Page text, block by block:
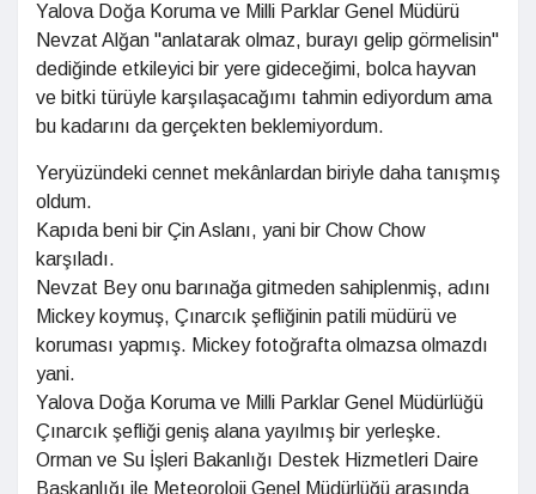
Yalova Doğa Koruma ve Milli Parklar Genel Müdürü
Nevzat Alğan "anlatarak olmaz, burayı gelip görmelisin"
dediğinde etkileyici bir yere gideceğimi, bolca hayvan
ve bitki türüyle karşılaşacağımı tahmin ediyordum ama
bu kadarını da gerçekten beklemiyordum.
Yeryüzündeki cennet mekânlardan biriyle daha tanışmış
oldum.
Kapıda beni bir Çin Aslanı, yani bir Chow Chow
karşıladı.
Nevzat Bey onu barınağa gitmeden sahiplenmiş, adını
Mickey koymuş, Çınarcık şefliğinin patili müdürü ve
koruması yapmış. Mickey fotoğrafta olmazsa olmazdı
yani.
Yalova Doğa Koruma ve Milli Parklar Genel Müdürlüğü
Çınarcık şefliği geniş alana yayılmış bir yerleşke.
Orman ve Su İşleri Bakanlığı Destek Hizmetleri Daire
Başkanlığı ile Meteoroloji Genel Müdürlüğü arasında